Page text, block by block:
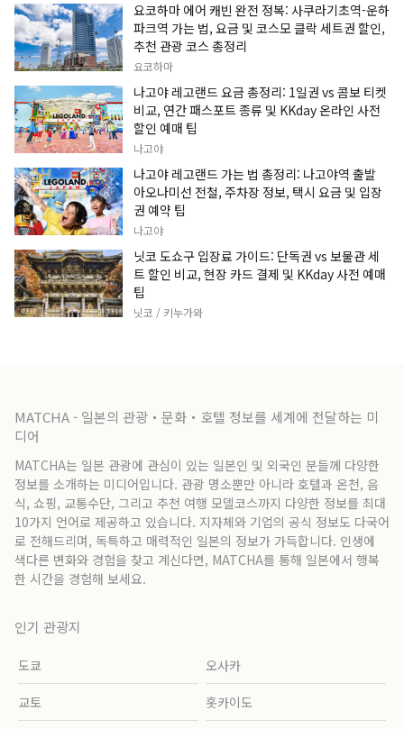
요코하마 에어 캐빈 완전 정복: 사쿠라기초역-운하
파크역 가는 법, 요금 및 코스모 클락 세트권 할인,
추천 관광 코스 총정리
요코하마
나고야 레고랜드 요금 총정리: 1일권 vs 콤보 티켓
비교, 연간 패스포트 종류 및 KKday 온라인 사전
할인 예매 팁
나고야
나고야 레고랜드 가는 법 총정리: 나고야역 출발
아오나미선 전철, 주차장 정보, 택시 요금 및 입장
권 예약 팁
나고야
닛코 도쇼구 입장료 가이드: 단독권 vs 보물관 세
트 할인 비교, 현장 카드 결제 및 KKday 사전 예매
팁
닛코 / 키누가와
MATCHA - 일본의 관광・문화・호텔 정보를 세계에 전달하는 미
디어
MATCHA는 일본 관광에 관심이 있는 일본인 및 외국인 분들께 다양한
정보를 소개하는 미디어입니다. 관광 명소뿐만 아니라 호텔과 온천, 음
식, 쇼핑, 교통수단, 그리고 추천 여행 모델코스까지 다양한 정보를 최대
10가지 언어로 제공하고 있습니다. 지자체와 기업의 공식 정보도 다국어
로 전해드리며, 독특하고 매력적인 일본의 정보가 가득합니다. 인생에
색다른 변화와 경험을 찾고 계신다면, MATCHA를 통해 일본에서 행복
한 시간을 경험해 보세요.
인기 관광지
도쿄 오사카
교토 홋카이도